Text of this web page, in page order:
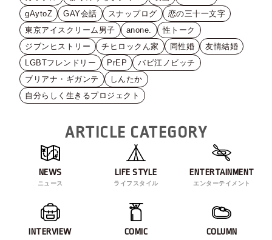
gAytoZ
GAY会話 スナップログ
恋の三十一文字
東京アイスクリーム男子
anone.
性トーク
ジブンヒストリー
チヒロックん家 同性婚
友情結婚
LGBTフレンドリー
PrEP
バビ江ノビッチ
ブリアナ・ギガンテ
しんたか
自分らしく生きるプロジェクト
ARTICLE CATEGORY
NEWS
ニュース
LIFE STYLE
ライフスタイル
ENTERTAINMENT
エンターテイメント
INTERVIEW COMIC COLUMN